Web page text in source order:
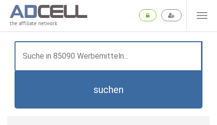
the affiliate network
suchen